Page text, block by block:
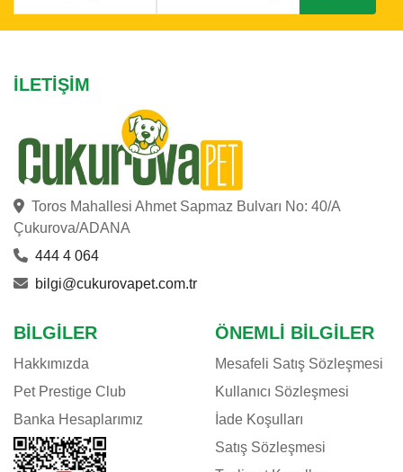
İLETIŞIM
Toros Mahallesi Ahmet Sapmaz Bulvarı No: 40/A
Çukurova/ADANA
444 4 064
bilgi@cukurovapet.com.tr
BILGILER
Hakkımızda
Pet Prestige Club
Banka Hesaplarımız
ÖNEMLI BILGILER
Mesafeli Satış Sözleşmesi
Kullanıcı Sözleşmesi
İade Koşulları
Satış Sözleşmesi